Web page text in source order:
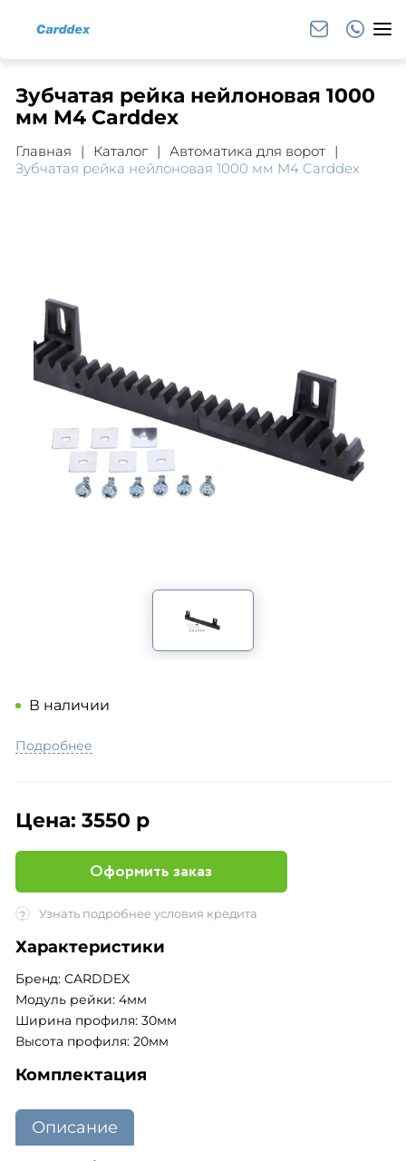
Зубчатая рейка нейлоновая 1000
мм M4 Carddex
Главная Каталог
Автоматика для ворот
Зубчатая рейка нейлоновая 1000 мм M4 Carddex
В наличии
Подробнее
Цена: 3550 р
Оформить заказ
? Узнать подробнее условия кредита
Характеристики
Бренд: CARDDEX
Модуль рейки: 4мм
Ширина профиля: 30мм
Высота профиля: 20мм
Комплектация
Описание